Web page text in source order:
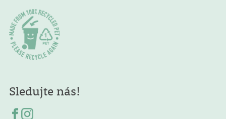
Sledujte nás!